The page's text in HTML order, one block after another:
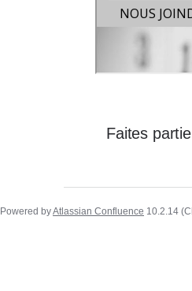
Faites
Powered byAtlassian Confluence 10.2.14